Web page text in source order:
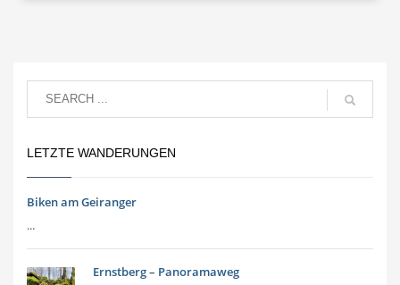
LETZTE WANDERUNGEN
Biken am Geiranger
...
Ernstberg – Panoramaweg